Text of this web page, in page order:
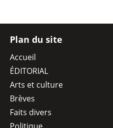
Plan du site
Accueil
ÉDITORIAL
Arts et culture
Brèves
Faits divers